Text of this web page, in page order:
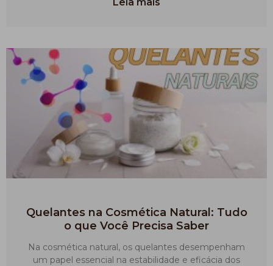
Quelantes na Cosmética Natural: Tudo
o que Você Precisa Saber
Na cosmética natural, os quelantes desempenham
um papel essencial na estabilidade e eficácia dos